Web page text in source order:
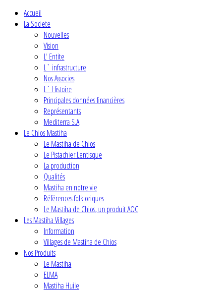
Accueil
La Societe
Nouvelles
Vision
L' Entite
L` infrastructure
Nos Associes
L` Histoire
Principales données financières
Représentants
Mediterra S.A
Le Chios Mastiha
Le Mastiha de Chios
Le Pistachier Lentisque
La production
Qualités
Mastiha en notre vie
Références folkloriques
Le Mastiha de Chios, un produit AOC
Les Mastiha Villages
Information
Villages de Mastiha de Chios
Nos Produits
Le Mastiha
ELMA
Mastiha Huile